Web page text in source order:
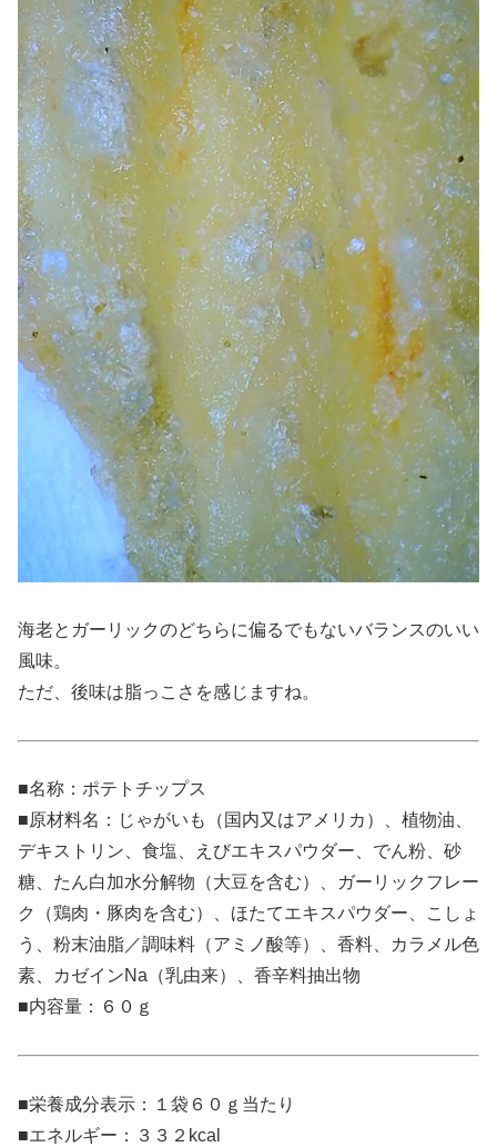
海老とガーリックのどちらに偏るでもないバランスのいい
風味。
ただ、後味は脂っこさを感じますね。
■名称：ポテトチップス
■原材料名：じゃがいも（国内又はアメリカ）、植物油、
デキストリン、食塩、えびエキスパウダー、でん粉、砂
糖、たん白加水分解物（大豆を含む）、ガーリックフレー
ク（鶏肉・豚肉を含む）、ほたてエキスパウダー、こしょ
う、粉末油脂／調味料（アミノ酸等）、香料、カラメル色
素、カゼインNa（乳由来）、香辛料抽出物
■内容量：６０ｇ
■栄養成分表示：１袋６０ｇ当たり
■エネルギー：３３２kcal